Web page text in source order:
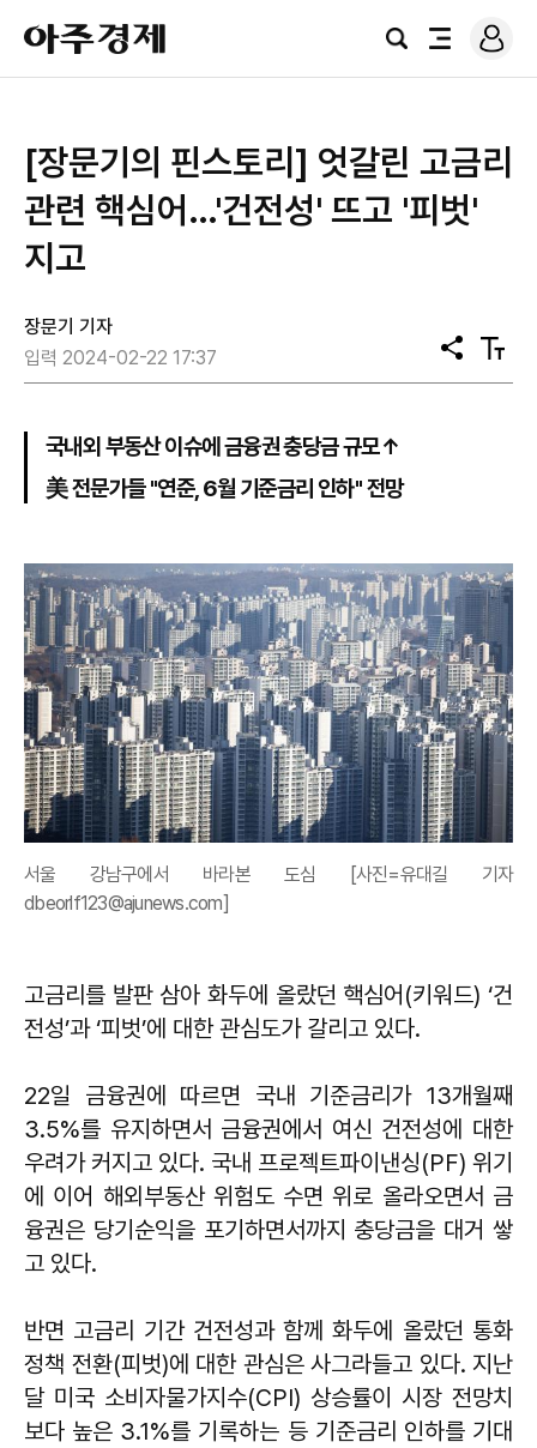
아
주
경
검
전
로
그
[장문기의 핀스토리] 엇갈린 고금리
관련 핵심어…'건전성' 뜨고 '피벗'
지고
장문기 기자
입력 2024-02-22 17:37
공
유
텍
스
국내외 부동산 이슈에 금융권 충당금 규모↑
美 전문가들 "연준, 6월 기준금리 인하" 전망
서울 강남구에서 바라본 도심 [사진=유대길 기자
dbeorlf123@ajunews.com]
고금리를 발판 삼아 화두에 올랐던 핵심어(키워드) ‘건
전성’과 ‘피벗’에 대한 관심도가 갈리고 있다.
22일 금융권에 따르면 국내 기준금리가 13개월째
3.5%를 유지하면서 금융권에서 여신 건전성에 대한
우려가 커지고 있다. 국내 프로젝트파이낸싱(PF) 위기
에 이어 해외부동산 위험도 수면 위로 올라오면서 금
융권은 당기순익을 포기하면서까지 충당금을 대거 쌓
고 있다.
반면 고금리 기간 건전성과 함께 화두에 올랐던 통화
정책 전환(피벗)에 대한 관심은 사그라들고 있다. 지난
달 미국 소비자물가지수(CPI) 상승률이 시장 전망치
보다 높은 3.1%를 기록하는 등 기준금리 인하를 기대